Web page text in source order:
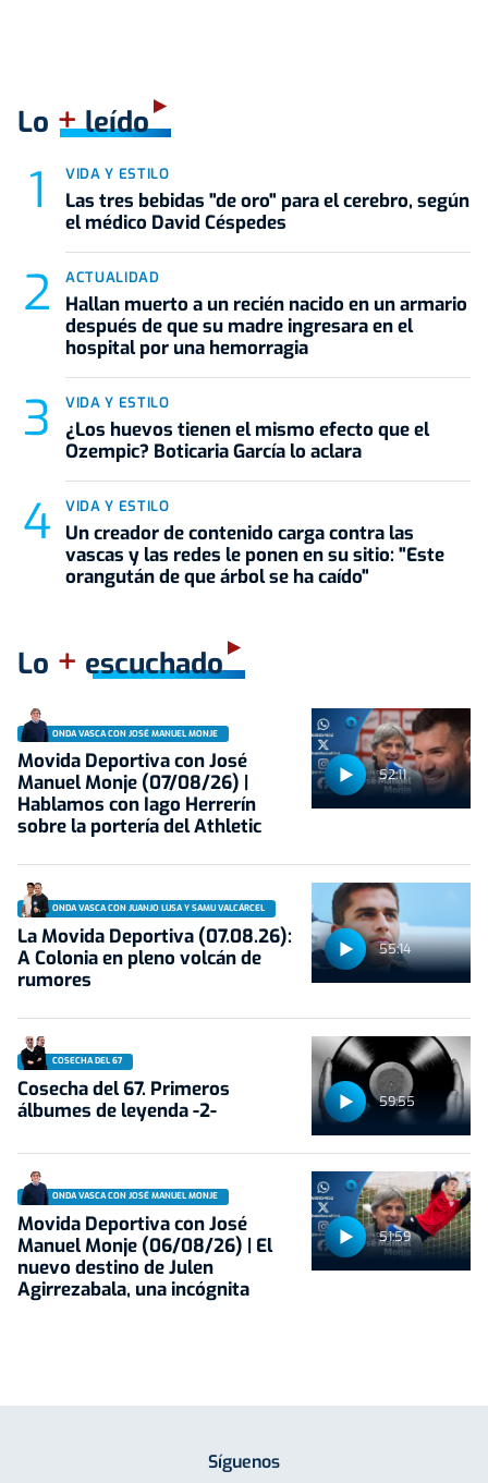
Lo +leído
VIDA Y ESTILO
Las tres bebidas "de oro" para el cerebro, según
el médico David Céspedes
ACTUALIDAD
Hallan muerto a un recién nacido en un armario
después de que su madre ingresara en el
hospital por una hemorragia
VIDA Y ESTILO
¿Los huevos tienen el mismo efecto que el
Ozempic? Boticaria García lo aclara
VIDA Y ESTILO
Un creador de contenido carga contra las
vascas y las redes le ponen en su sitio: "Este
orangután de que árbol se ha caído"
Lo + escuchado
52:11
ONDA VASCA CON JOSÉ MANUEL MONJE
Movida Deportiva con José
Manuel Monje (07/08/26) |
Hablamos con Iago Herrerín
sobre la portería del Athletic
55:14
ONDA VASCA CON JUANJO LUSA Y SAMU VALCÁRCEL
La Movida Deportiva (07.08.26):
A Colonia en pleno volcán de
rumores
59:55
COSECHA DEL 67
Cosecha del 67. Primeros
álbumes de leyenda -2-
51:59
ONDA VASCA CON JOSÉ MANUEL MONJE
Movida Deportiva con José
Manuel Monje (06/08/26) | El
nuevo destino de Julen
Agirrezabala, una incógnita
Síguenos